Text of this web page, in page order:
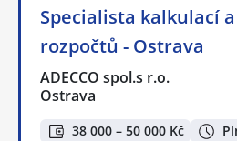
Specialista kalkulací a
rozpočtů - Ostrava
ADECCO spol.s r.o.
Ostrava
38 000 – 50 000 Kč